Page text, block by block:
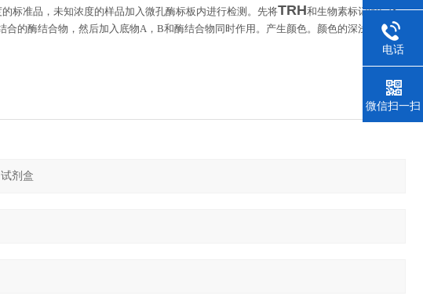
的标准品，未知浓度的样品加入微孔酶标板内进行检测。先将TRH和生物素标记的抗体
合的酶结合物，然后加入底物A ， B和酶结合物同时作用。产生颜色。颜色的深浅和样品
电话
微信扫一扫